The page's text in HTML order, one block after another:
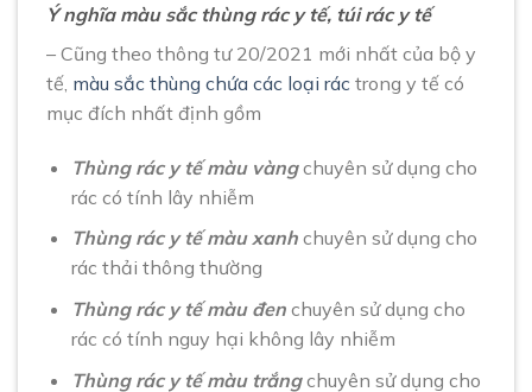
Ý nghĩa màu sắc thùng rác y tế, túi rác y tế
– Cũng theo thông tư 20/2021 mới nhất của bộ y
tế, màu sắc thùng chứa các loại rác trong y tế có
mục đích nhất định gồm
Thùng rác y tế màu vàngchuyên sử dụng cho
rác có tính lây nhiễm
Thùng rác y tế màu xanhchuyên sử dụng cho
rác thải thông thường
Thùng rác y tế màu đenchuyên sử dụng cho
rác có tính nguy hại không lây nhiễm
Thùng rác y tế màu trắngchuyên sử dụng cho